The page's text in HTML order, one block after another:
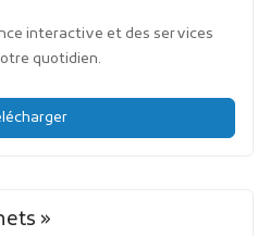
interactive et des services
quotidien.
»